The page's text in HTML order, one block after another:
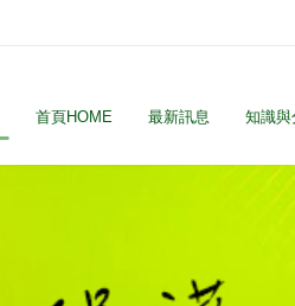
首頁HOME 最新訊息 知識與